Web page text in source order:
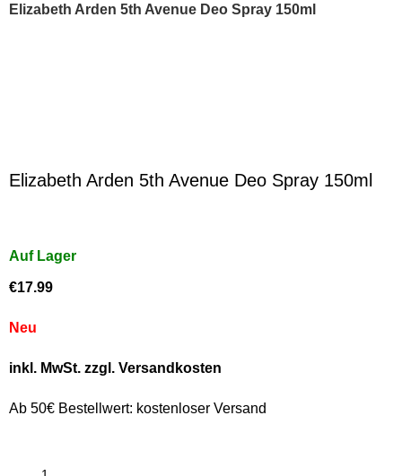
Elizabeth Arden 5th Avenue Deo Spray 150ml
Elizabeth Arden 5th Avenue Deo Spray 150ml
€17.99
Neu
inkl. MwSt. zzgl. Versandkosten
Ab 50€ Bestellwert: kostenloser Versand